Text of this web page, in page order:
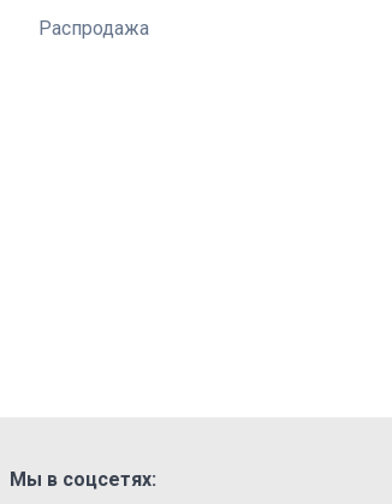
Распродажа
Мы в соцсетях: